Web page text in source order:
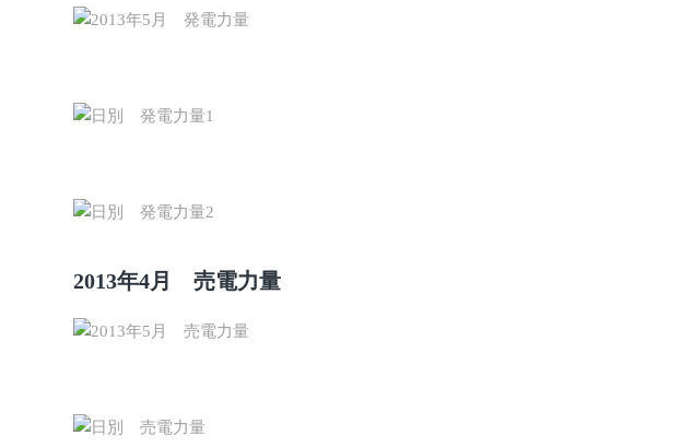
2013年4月 売電力量